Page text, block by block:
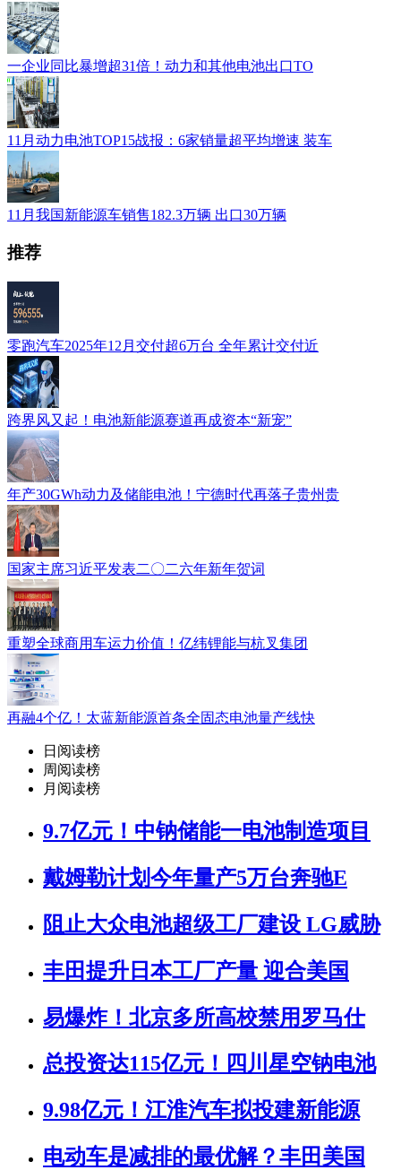
一企业同比暴增超31倍！动力和其他电池出口TO
11月动力电池TOP15战报：6家销量超平均增速 装车
11月我国新能源车销售182.3万辆 出口30万辆
推荐
零跑汽车2025年12月交付超6万台 全年累计交付近
跨界风又起！电池新能源赛道再成资本“新宠”
年产30GWh动力及储能电池！宁德时代再落子贵州贵
国家主席习近平发表二〇二六年新年贺词
重塑全球商用车运力价值！亿纬锂能与杭叉集团
再融4个亿！太蓝新能源首条全固态电池量产线快
日阅读榜
周阅读榜
月阅读榜
9.7亿元！中钠储能一电池制造项目
戴姆勒计划今年量产5万台奔驰E
阻止大众电池超级工厂建设 LG威胁
丰田提升日本工厂产量 迎合美国
易爆炸！北京多所高校禁用罗马仕
总投资达115亿元！四川星空钠电池
9.98亿元！江淮汽车拟投建新能源
电动车是减排的最优解？丰田美国